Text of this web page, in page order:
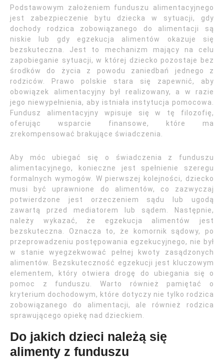
Podstawowym założeniem funduszu alimentacyjnego
jest zabezpieczenie bytu dziecka w sytuacji, gdy
dochody rodzica zobowiązanego do alimentacji są
niskie lub gdy egzekucja alimentów okazuje się
bezskuteczna. Jest to mechanizm mający na celu
zapobieganie sytuacji, w której dziecko pozostaje bez
środków do życia z powodu zaniedbań jednego z
rodziców. Prawo polskie stara się zapewnić, aby
obowiązek alimentacyjny był realizowany, a w razie
jego niewypełnienia, aby istniała instytucja pomocowa.
Fundusz alimentacyjny wpisuje się w tę filozofię,
oferując wsparcie finansowe, które ma
zrekompensować brakujące świadczenia.
Aby móc ubiegać się o świadczenia z funduszu
alimentacyjnego, konieczne jest spełnienie szeregu
formalnych wymogów. W pierwszej kolejności, dziecko
musi być uprawnione do alimentów, co zazwyczaj
potwierdzone jest orzeczeniem sądu lub ugodą
zawartą przed mediatorem lub sądem. Następnie,
należy wykazać, że egzekucja alimentów jest
bezskuteczna. Oznacza to, że komornik sądowy, po
przeprowadzeniu postępowania egzekucyjnego, nie był
w stanie wyegzekwować pełnej kwoty zasądzonych
alimentów. Bezskuteczność egzekucji jest kluczowym
elementem, który otwiera drogę do ubiegania się o
pomoc z funduszu. Warto również pamiętać o
kryterium dochodowym, które dotyczy nie tylko rodzica
zobowiązanego do alimentacji, ale również rodzica
sprawującego opiekę nad dzieckiem.
Do jakich dzieci należą się
alimenty z funduszu